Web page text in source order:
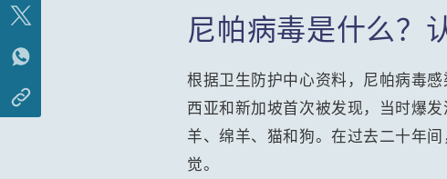
尼帕病毒是什么？
根据卫生防护中心资料，尼帕病毒
西亚和新加坡首次被发现，当时爆
羊、绵羊、猫和狗。在过去二十年
觉。